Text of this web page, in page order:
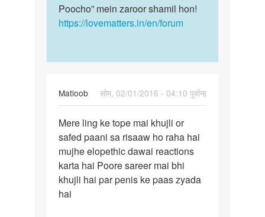
kumar
Poocho” mein zaroor shamil hon!
https://lovematters.in/en/forum
Matloob
सोम, 02/01/2016 - 04:10 पूर्वान्ह
Mere
ling
ke
tope
mai
khujli
Mere ling ke tope mai khujli or
safed paani sa risaaw ho raha hai
mujhe elopethic dawai reactions
karta hai Poore sareer mai bhi
khujli hai par penis ke paas zyada
hai